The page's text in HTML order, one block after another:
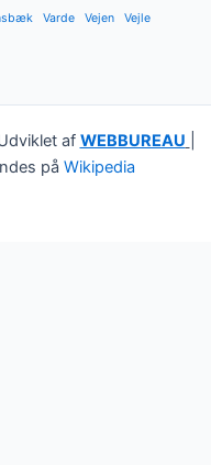
Varde Vejen Vejle
af WEBBUREAU
på Wikipedia